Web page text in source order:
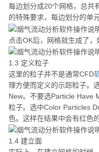
每边划分成20个网格，总共
的特殊要求，每边划分的单
点击OK后，网格就生成了，
1.3 定义粒子
这里的粒子并不是通常CFD
理方便而定义的示踪粒子。
New。不要选Particle Have
粒子。选中Color Particles
色。这样在结果中会有红色
1.4 建立面